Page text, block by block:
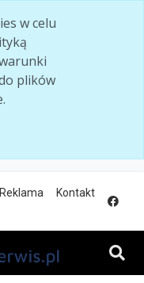
w celu
plików
Reklama Kontakt